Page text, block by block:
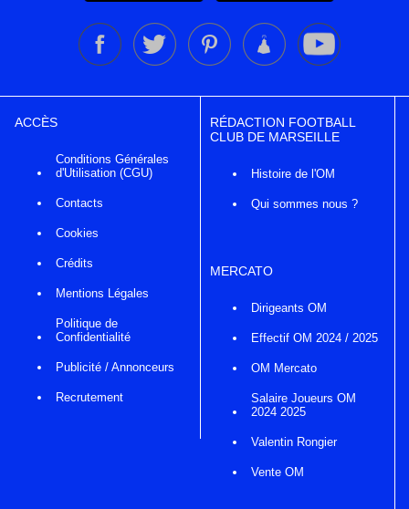
ACCÈS
Conditions Générales
d'Utilisation (CGU)
Contacts
Cookies
Crédits
Mentions Légales
Politique de
Confidentialité
Publicité / Annonceurs
Recrutement
RÉDACTION FOOTBALL
CLUB DE MARSEILLE
Histoire de l'OM
Qui sommes nous ?
MERCATO
Dirigeants OM
Effectif OM 2024 / 2025
OM Mercato
Salaire Joueurs OM
2024 2025
Valentin Rongier
Vente OM